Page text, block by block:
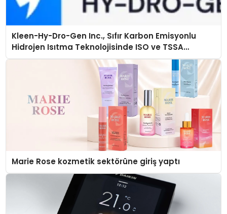
Kleen-Hy-Dro-Gen Inc., Sıfır Karbon Emisyonlu
Hidrojen Isıtma Teknolojisinde ISO ve TSSA
Düzenleyici Onaylarını Aldı
Marie Rose kozmetik sektörüne giriş yaptı